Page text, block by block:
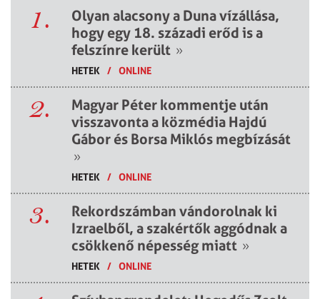
1.
Olyan alacsony a Duna vízállása,
hogy egy 18. századi erőd is a
felszínre került »
HETEK / ONLINE
2.
Magyar Péter kommentje után
visszavonta a közmédia Hajdú
Gábor és Borsa Miklós megbízását
»
HETEK / ONLINE
3.
Rekordszámban vándorolnak ki
Izraelből, a szakértők aggódnak a
csökkenő népesség miatt »
HETEK / ONLINE